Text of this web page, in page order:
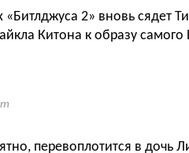
2» вновь сядет
Китона к образу самого
перевоплотится в дочь